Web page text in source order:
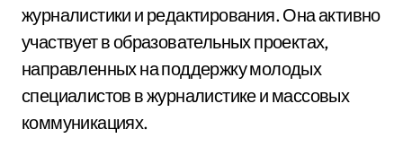
журналистики и редактирования. Она активно
участвует в образовательных проектах,
направленных на поддержку молодых
специалистов в журналистике и массовых
коммуникациях.